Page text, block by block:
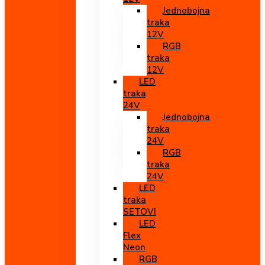
Jednobojna
traka
12V
RGB
traka
12V
LED
traka
24V
Jednobojna
traka
24V
RGB
traka
24V
LED
traka
SETOVI
LED
Flex
Neon
RGB